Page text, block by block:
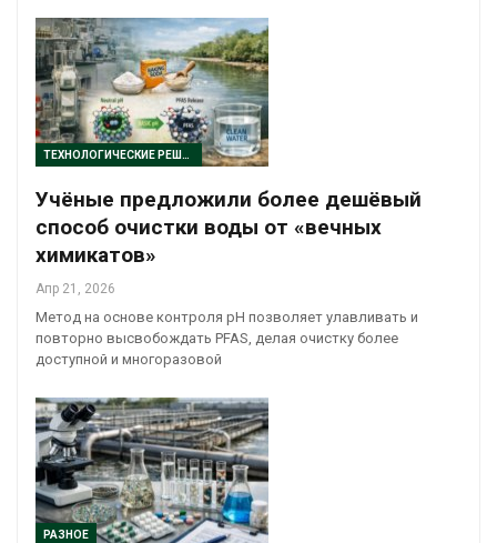
ТЕХНОЛОГИЧЕСКИЕ РЕШЕНИЯ
Учёные предложили более дешёвый
способ очистки воды от «вечных
химикатов»
Апр 21, 2026
Метод на основе контроля pH позволяет улавливать и
повторно высвобождать PFAS, делая очистку более
доступной и многоразовой
РАЗНОЕ